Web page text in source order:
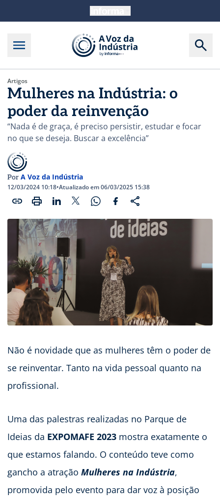
Artigos
Mulheres na Indústria: o
poder da reinvenção
“Nada é de graça, é preciso persistir, estudar e focar
no que se deseja. Buscar a excelência”
Por A Voz da Indústria
12/03/2024 10:18•Atualizado em 06/03/2025 15:38
Não é novidade que as mulheres têm o poder de
se reinventar. Tanto na vida pessoal quanto na
profissional.
Uma das palestras realizadas no Parque de
Ideias da EXPOMAFE 2023 mostra exatamente o
que estamos falando. O conteúdo teve como
gancho a atração Mulheres na Indústria,
promovida pelo evento para dar voz à posição